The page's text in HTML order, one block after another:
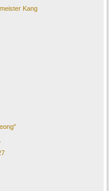
Kang